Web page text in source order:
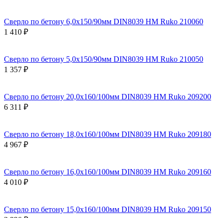
Сверло по бетону 6,0x150/90мм DIN8039 HM Ruko 210060
1 410 ₽
Сверло по бетону 5,0x150/90мм DIN8039 HM Ruko 210050
1 357 ₽
Сверло по бетону 20,0x160/100мм DIN8039 HM Ruko 209200
6 311 ₽
Сверло по бетону 18,0x160/100мм DIN8039 HM Ruko 209180
4 967 ₽
Сверло по бетону 16,0x160/100мм DIN8039 HM Ruko 209160
4 010 ₽
Сверло по бетону 15,0x160/100мм DIN8039 HM Ruko 209150